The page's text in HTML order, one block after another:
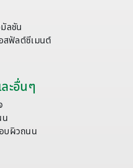
ลชัน
สฟัลต์ซีเมนต์
ะอื่นๆ
บผิวถนน